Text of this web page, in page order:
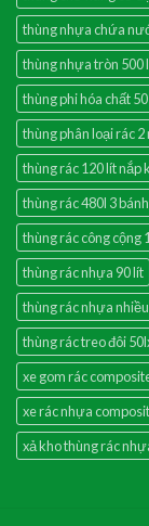
thùng nhựa chứa
thùng nhựa tròn 500
thùng phi hóa chất
thùng phân loại rác
thùng rác 120 lít nắp
thùng rác 480l 3
thùng rác công cộng
thùng rác nhựa 90 lít
thùng rác nhựa
thùng rác treo đôi
xe gom rác
xe rác nhựa
xả kho thùng rác